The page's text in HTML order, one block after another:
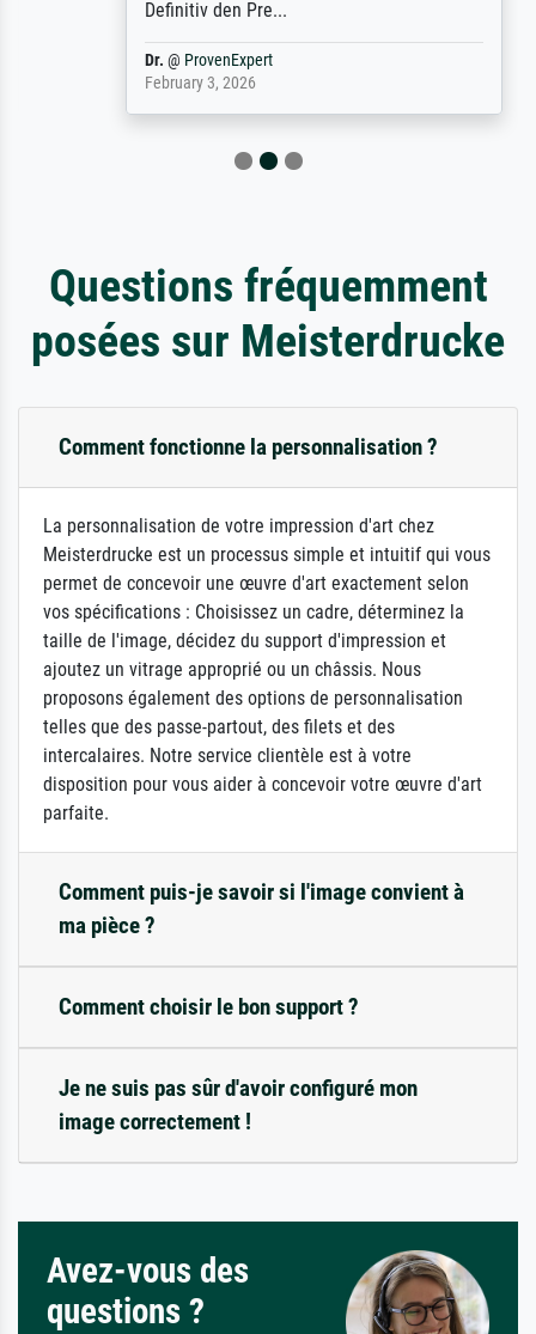
Definitiv den Pre...
ProvenExpert
February 3, 2026
Questions fréquemment
posées sur Meisterdrucke
Comment fonctionne la personnalisation ?
La personnalisation de votre impression d'art chez
Meisterdrucke est un processus simple et intuitif qui vous
permet de concevoir une œuvre d'art exactement selon
vos spécifications : Choisissez un cadre, déterminez la
taille de l'image, décidez du support d'impression et
ajoutez un vitrage approprié ou un châssis. Nous
proposons également des options de personnalisation
telles que des passe-partout, des filets et des
intercalaires. Notre service clientèle est à votre
disposition pour vous aider à concevoir votre œuvre d'art
parfaite.
Comment puis-je savoir si l'image convient à
ma pièce ?
Comment choisir le bon support ?
Je ne suis pas sûr d'avoir configuré mon
image correctement !
Avez-vous des
questions ?